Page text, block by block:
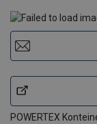
POWERTEX